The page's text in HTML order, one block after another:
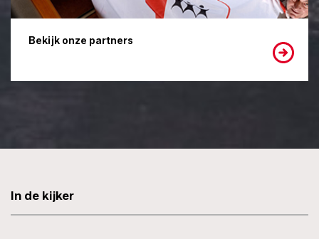
Bekijk onze partners
In de kijker